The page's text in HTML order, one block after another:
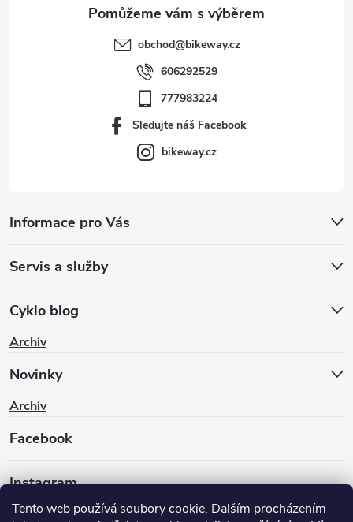
Tento web používá soubory cookie. Dalším procházením
obchod@bikeway.cz
606292529
777983224
Sledujte náš Facebook
bikeway.cz
Informace pro Vás
Servis a služby
Cyklo blog
Archiv
Novinky
Archiv
Facebook
Instagram